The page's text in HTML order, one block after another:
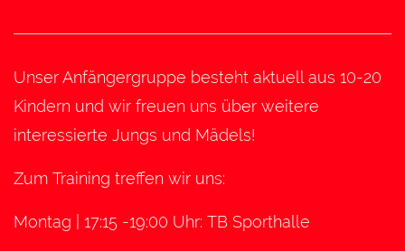
Unser Anfängergruppe besteht aktuell aus 10-20
Kindern und wir freuen uns über weitere
interessierte Jungs und Mädels!
Zum Training treffen wir uns:
Montag | 17:15 -19:00 Uhr: TB Sporthalle